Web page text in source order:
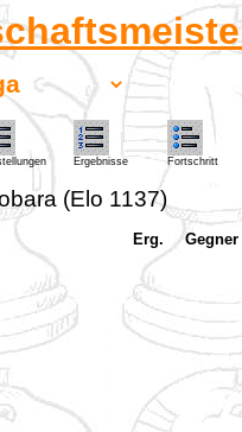
Ergebnisse Fortschritt
(Elo 1137)
Erg.
Gegner